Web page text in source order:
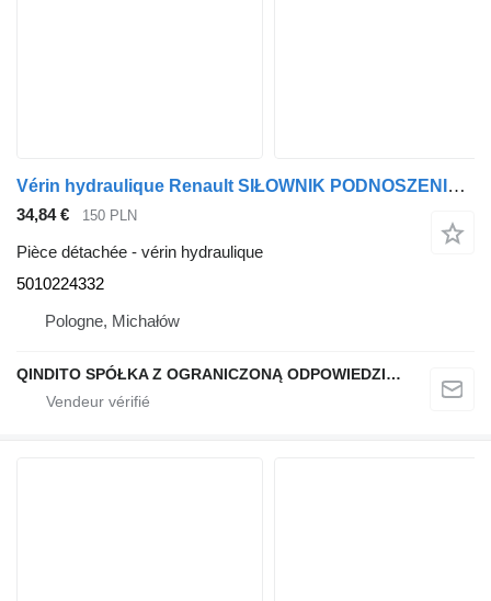
Vérin hydraulique Renault SIŁOWNIK PODNOSZENIA KABINY 5010224332 pour tracteur routier Renault MAGNUM 440
34,84 € 150 PLN
Pièce détachée - vérin hydraulique
5010224332
Pologne, Michałów
QINDITO SPÓŁKA Z OGRANICZONĄ ODPOWIEDZIALNOŚCIĄ